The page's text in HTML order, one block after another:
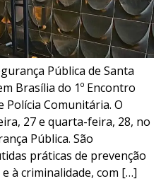
Pública de Santa
Brasília do 1º Encontro
Polícia Comunitária. O
27 e quarta-feira, 28, no
Pública. São
práticas de prevenção
à criminalidade, com […]